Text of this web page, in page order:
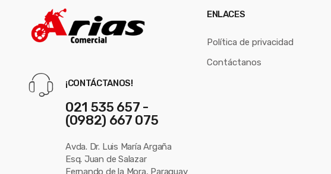
¡CONTÁCTANOS!
021 535 657 -
(0982) 667 075
Avda. Dr. Luis María Argaña
Esq. Juan de Salazar
Fernando de la Mora, Paraguay
ENLACES
Política de privacidad
Contáctanos